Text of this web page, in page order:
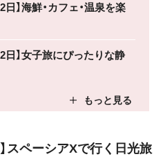
】海鮮・カフェ・温泉を楽
日】女子旅にぴったりな静
スペーシアXで行く日光旅